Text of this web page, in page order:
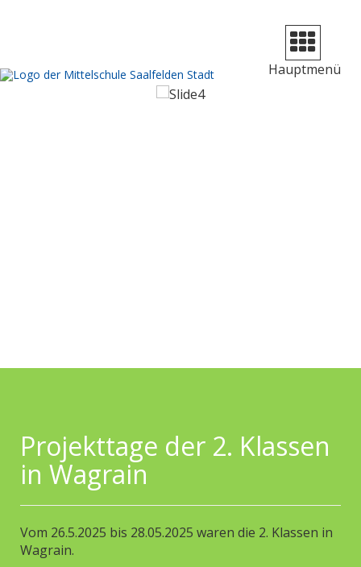
Navigation
aufklappen
Hauptmenü
Projekttage der 2. Klassen
in Wagrain
Vom 26.5.2025 bis 28.05.2025 waren die 2. Klassen in
Wagrain.